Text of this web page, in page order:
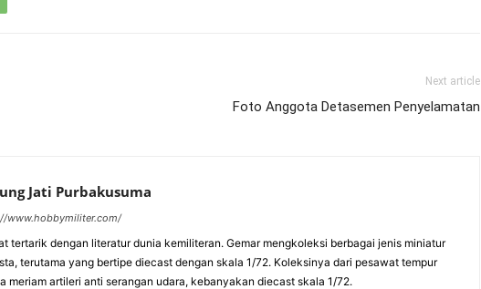
Next article
Foto Anggota Detasemen Penyelamatan
Jati Purbakusuma
www.hobbymiliter.com/
tertarik dengan literatur dunia kemiliteran. Gemar mengkoleksi berbagai jenis miniatur
terutama yang bertipe diecast dengan skala 1/72. Koleksinya dari pesawat tempur
meriam artileri anti serangan udara, kebanyakan diecast skala 1/72.